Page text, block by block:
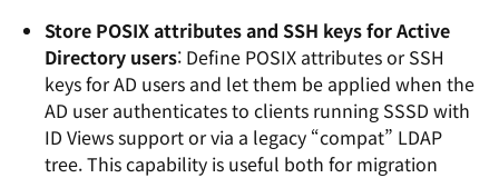
Store POSIX attributes and SSH keys for Active
Directory users: Define POSIX attributes or SSH
keys for AD users and let them be applied when the
AD user authenticates to clients running SSSD with
ID Viewssupport or via a legacy “compat” LDAP
tree. This capability is useful both for migration